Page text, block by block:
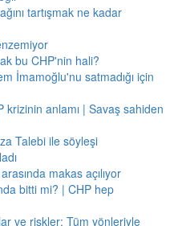
tartışmak ne kadar
bu CHP'nin hali?
İmamoğlu'nu satmadığı için
krizinin anlamı | Savaş sahiden
Talebi ile söyleşi
makas açılıyor
bitti mi? | CHP hep
ve riskler: Tüm yönleriyle